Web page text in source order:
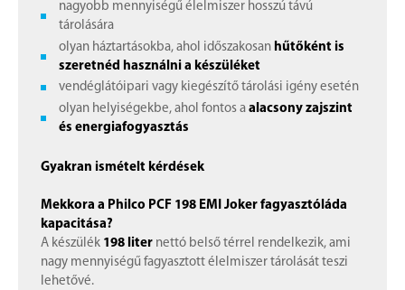
nagyobb mennyiségű élelmiszer hosszú távú
tárolására
olyan háztartásokba, ahol időszakosan hűtőként is
szeretnéd használni a készüléket
vendéglátóipari vagy kiegészítő tárolási igény esetén
olyan helyiségekbe, ahol fontos a alacsony zajszint
és energiafogyasztás
Gyakran ismételt kérdések
Mekkora a Philco PCF 198 EMI Joker fagyasztóláda
kapacitása?
A készülék 198 liter nettó belső térrel rendelkezik, ami
nagy mennyiségű fagyasztott élelmiszer tárolását teszi
lehetővé.